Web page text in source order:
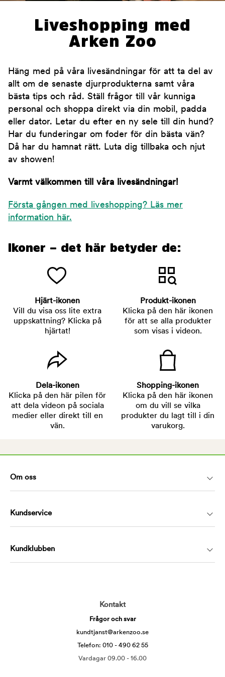
Liveshopping med
Arken Zoo
Häng med på våra livesändningar för att ta del av
allt om de senaste djurprodukterna samt våra
bästa tips och råd. Ställ frågor till vår kunniga
personal och shoppa direkt via din mobil, padda
eller dator. Letar du efter en ny sele till din hund?
Har du funderingar om foder för din bästa vän?
Då har du hamnat rätt. Luta dig tillbaka och njut
av showen!
Varmt välkommen till våra livesändningar!
Första gången med liveshopping? Läs mer
information här.
Ikoner – det här betyder de:
Hjärt-ikonen
Vill du visa oss lite extra
uppskattning? Klicka på
hjärtat!
Produkt-ikonen
Klicka på den här ikonen
för att se alla produkter
som visas i videon.
Dela-ikonen
Klicka på den här pilen för
att dela videon på sociala
medier eller direkt till en
vän.
Shopping-ikonen
Klicka på den här ikonen
om du vill se vilka
produkter du lagt till i din
varukorg.
Om oss
Kundservice
Kundklubben
Kontakt
Frågor och svar
kundtjanst@arkenzoo.se
Telefon: 010 - 490 62 55
Vardagar 09.00 - 16.00